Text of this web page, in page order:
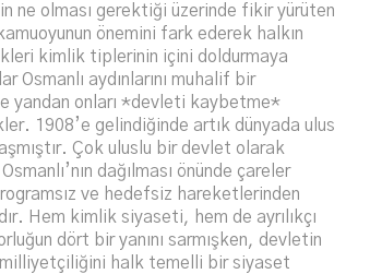
ne olması gerektiği üzerinde fikir yürüten
önemini fark ederek halkın
kimlik tiplerinin içini doldurmaya
Osmanlı aydınlarını muhalif bir
yandan onları *devleti kaybetme*
1908’e gelindiğinde artık dünyada ulus
Çok uluslu bir devlet olarak
dağılması önünde çareler
ve hedefsiz hareketlerinden
Hem kimlik siyaseti, hem de ayrılıkçı
dört bir yanını sarmışken, devletin
milliyetçiliğini halk temelli bir siyaset